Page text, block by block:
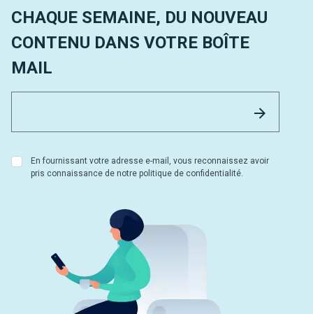
CHAQUE SEMAINE, DU NOUVEAU
CONTENU DANS VOTRE BOÎTE
MAIL
En fournissant votre adresse e-mail, vous reconnaissez avoir
pris connaissance de notre politique de confidentialité.